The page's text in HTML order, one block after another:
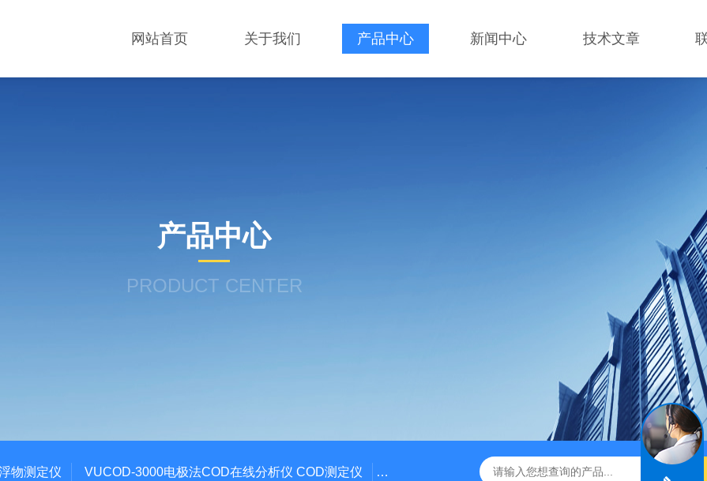
网站首页 关于我们 产品中心 新闻中心 技术文章
产品中心
PRODUCT CENTER
物测定仪 VUCOD-3000电极法COD在线分析仪 COD测定仪 DDG-2090AX耐高温耐压工业电导率仪 在线电导仪